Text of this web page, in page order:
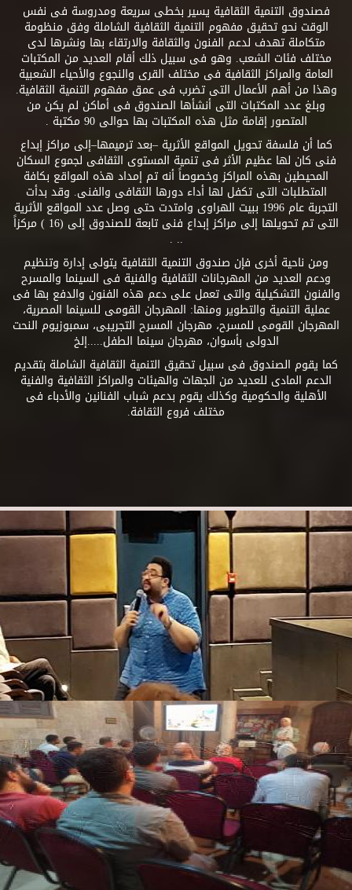
فصندوق التنمية الثقافية يسير بخطى سريعة ومدروسة فى نفس
الوقت نحو تحقيق مفهوم التنمية الثقافية الشاملة وفق منظومة
متكاملة تهدف لدعم الفنون والثقافة والارتقاء بها ونشرها لدى
مختلف فئات الشعب. وهو فى سبيل ذلك أقام العديد من المكتبات
العامة والمراكز الثقافية فى مختلف القرى والنجوع والأحياء الشعبية
وهذا من أهم الأعمال التى تضرب فى عمق مفهوم التنمية الثقافية.
وبلغ عدد المكتبات التى أنشأها الصندوق فى أماكن لم يكن من
المتصور إقامة مثل هذه المكتبات بها حوالى 90 مكتبة .
كما أن فلسفة تحويل المواقع الأثرية –بعد ترميمها–إلى مراكز إبداع
فنى كان لها عظيم الأثر فى تنمية المستوى الثقافى لجموع السكان
المحيطين بهذه المراكز وخصوصاً أنه تم إمداد هذه المواقع بكافة
المتطلبات التى تكفل لها أداء دورها الثقافى والفنى. وقد بدأت
التجربة عام 1996 ببيت الهراوى وامتدت حتى وصل عدد المواقع الأثرية
التى تم تحويلها إلى مراكز إبداع فنى تابعة للصندوق إلى (16 ) مركزاً
.. .
ومن ناحية أخرى فإن صندوق التنمية الثقافية يتولى إدارة وتنظيم
ودعم العديد من المهرجانات الثقافية والفنية فى السينما والمسرح
والفنون التشكيلية والتى تعمل على دعم هذه الفنون والدفع بها فى
عملية التنمية والتطوير ومنها: المهرجان القومى للسينما المصرية،
المهرجان القومى للمسرح، مهرجان المسرح التجريبى، سمبوزيوم النحت
الدولى بأسوان، مهرجان سينما الطفل.....إلخ
كما يقوم الصندوق فى سبيل تحقيق التنمية الثقافية الشاملة بتقديم
الدعم المادى للعديد من الجهات والهيئات والمراكز الثقافية والفنية
الأهلية والحكومية وكذلك يقوم بدعم شباب الفنانين والأدباء فى
مختلف فروع الثقافة.